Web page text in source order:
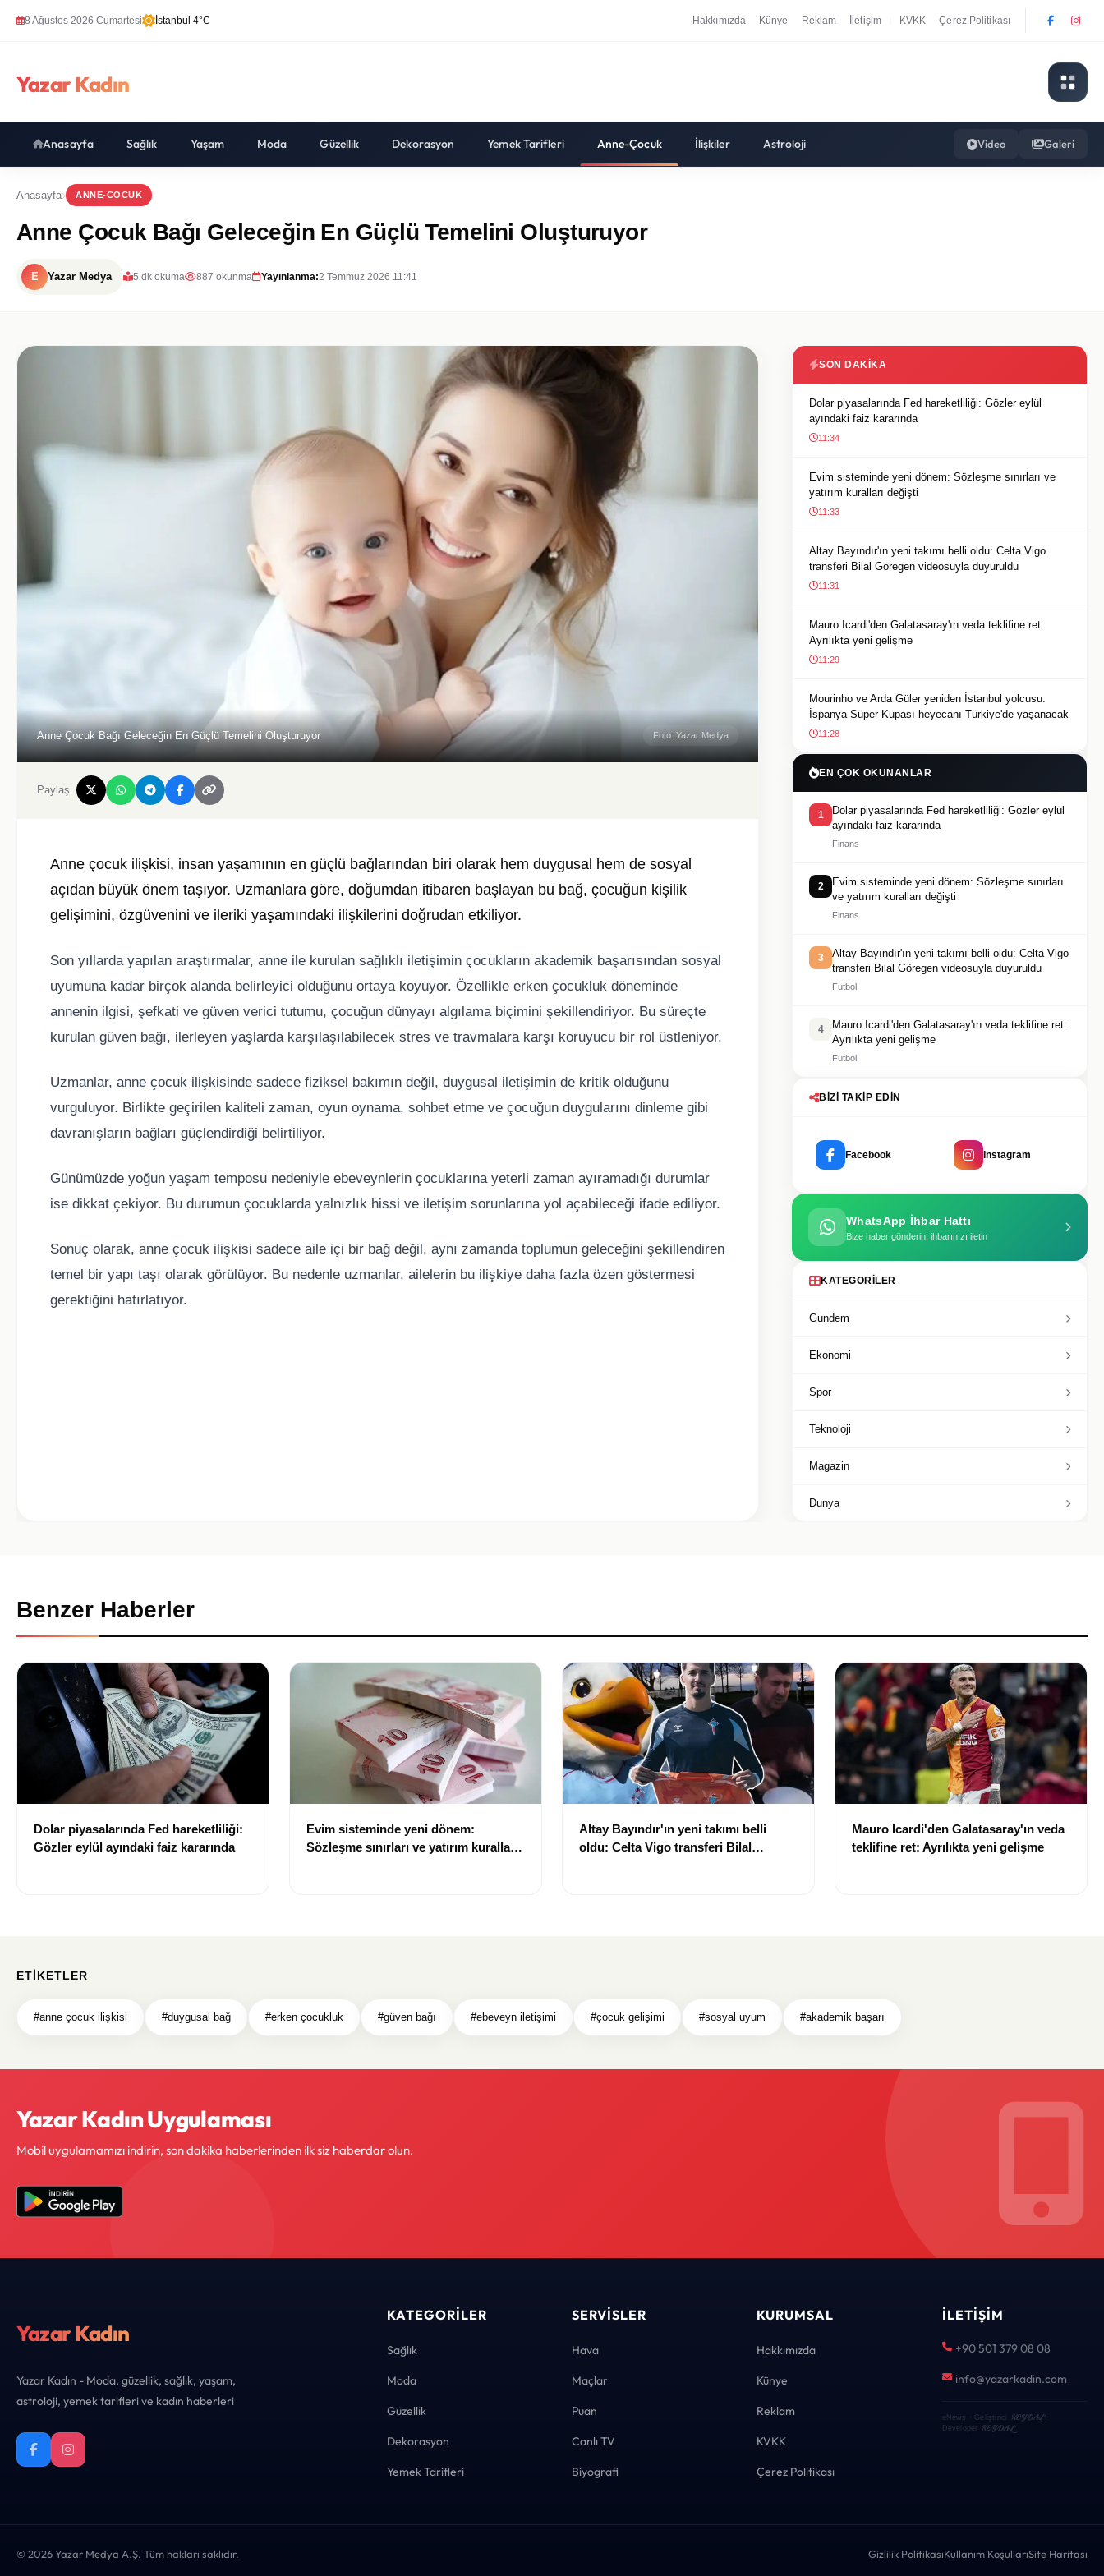
8 Ağustos 2026 Cumartesi İstanbul 4°C Hakkımızda Künye Reklam İletişim KVKK Çerez Politikası
Yazar Kadın
Anasayfa Sağlık Yaşam Moda Güzellik Dekorasyon Yemek Tarifleri Anne-Çocuk İlişkiler Astroloji Video Galeri
Anasayfa ANNE-COCUK
Anne Çocuk Bağı Geleceğin En Güçlü Temelini Oluşturuyor
E Yazar Medya 5 dk okuma 887 okunma Yayınlanma:2 Temmuz 2026 11:41
Anne Çocuk Bağı Geleceğin En Güçlü Temelini Oluşturuyor Foto: Yazar Medya
Paylaş
Anne çocuk ilişkisi, insan yaşamının en güçlü bağlarından biri olarak hem duygusal hem de sosyal
açıdan büyük önem taşıyor. Uzmanlara göre, doğumdan itibaren başlayan bu bağ, çocuğun kişilik
gelişimini, özgüvenini ve ileriki yaşamındaki ilişkilerini doğrudan etkiliyor.
Son yıllarda yapılan araştırmalar, anne ile kurulan sağlıklı iletişimin çocukların akademik başarısından sosyal
uyumuna kadar birçok alanda belirleyici olduğunu ortaya koyuyor. Özellikle erken çocukluk döneminde
annenin ilgisi, şefkati ve güven verici tutumu, çocuğun dünyayı algılama biçimini şekillendiriyor. Bu süreçte
kurulan güven bağı, ilerleyen yaşlarda karşılaşılabilecek stres ve travmalara karşı koruyucu bir rol üstleniyor.
Uzmanlar, anne çocuk ilişkisinde sadece fiziksel bakımın değil, duygusal iletişimin de kritik olduğunu
vurguluyor. Birlikte geçirilen kaliteli zaman, oyun oynama, sohbet etme ve çocuğun duygularını dinleme gibi
davranışların bağları güçlendirdiği belirtiliyor.
Günümüzde yoğun yaşam temposu nedeniyle ebeveynlerin çocuklarına yeterli zaman ayıramadığı durumlar
ise dikkat çekiyor. Bu durumun çocuklarda yalnızlık hissi ve iletişim sorunlarına yol açabileceği ifade ediliyor.
Sonuç olarak, anne çocuk ilişkisi sadece aile içi bir bağ değil, aynı zamanda toplumun geleceğini şekillendiren
temel bir yapı taşı olarak görülüyor. Bu nedenle uzmanlar, ailelerin bu ilişkiye daha fazla özen göstermesi
gerektiğini hatırlatıyor.
SON DAKIKA
Dolar piyasalarında Fed hareketliliği: Gözler eylül
ayındaki faiz kararında
11:34
Evim sisteminde yeni dönem: Sözleşme sınırları ve
yatırım kuralları değişti
11:33
Altay Bayındır'ın yeni takımı belli oldu: Celta Vigo
transferi Bilal Göregen videosuyla duyuruldu
11:31
Mauro Icardi'den Galatasaray'ın veda teklifine ret:
Ayrılıkta yeni gelişme
11:29
Mourinho ve Arda Güler yeniden İstanbul yolcusu:
İspanya Süper Kupası heyecanı Türkiye'de yaşanacak
11:28
EN ÇOK OKUNANLAR
1
Dolar piyasalarında Fed hareketliliği: Gözler eylül
ayındaki faiz kararında
Finans
2
Evim sisteminde yeni dönem: Sözleşme sınırları
ve yatırım kuralları değişti
Finans
3
Altay Bayındır'ın yeni takımı belli oldu: Celta Vigo
transferi Bilal Göregen videosuyla duyuruldu
Futbol
4
Mauro Icardi'den Galatasaray'ın veda teklifine ret:
Ayrılıkta yeni gelişme
Futbol
BIZI TAKIP EDIN
Facebook Instagram
WhatsApp İhbar Hattı
Bize haber gönderin, ihbarınızı iletin
KATEGORILER
Gundem
Ekonomi
Spor
Teknoloji
Magazin
Dunya
Benzer Haberler
Dolar piyasalarında Fed hareketliliği:
Gözler eylül ayındaki faiz kararında
Evim sisteminde yeni dönem:
Sözleşme sınırları ve yatırım kuralları
Altay Bayındır'ın yeni takımı belli
oldu: Celta Vigo transferi Bilal
Mauro Icardi'den Galatasaray'ın veda
teklifine ret: Ayrılıkta yeni gelişme
ETIKETLER
#anne çocuk ilişkisi #duygusal bağ #erken çocukluk #güven bağı #ebeveyn iletişimi #çocuk gelişimi #sosyal uyum #akademik başarı
Yazar Kadın Uygulaması
Mobil uygulamamızı indirin, son dakika haberlerinden ilk siz haberdar olun.
Yazar Kadın
Yazar Kadın - Moda, güzellik, sağlık, yaşam,
astroloji, yemek tarifleri ve kadın haberleri
KATEGORILER
Sağlık
Moda
Güzellik
Dekorasyon
Yemek Tarifleri
SERVISLER
Hava
Maçlar
Puan
Canlı TV
Biyografi
KURUMSAL
Hakkımızda
Künye
Reklam
KVKK
Çerez Politikası
İLETIŞIM
+90 501 379 08 08
info@yazarkadin.com
eNews · Geliştirici KEYDAL·
Developer KEYDAL
© 2026 Yazar Medya A.Ş. Tüm hakları saklıdır. Gizlilik PolitikasıKullanım KoşullarıSite Haritası